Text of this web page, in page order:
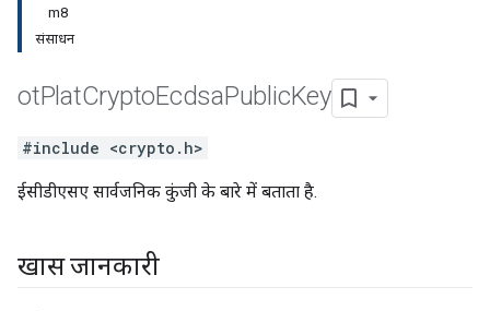
m8
संसाधन
otPlatCryptoEcdsaPublicKey
#include <crypto.h>
ईसीडीएसए सार्वजनिक कुंजी के बारे में बताता है.
खास जानकारी